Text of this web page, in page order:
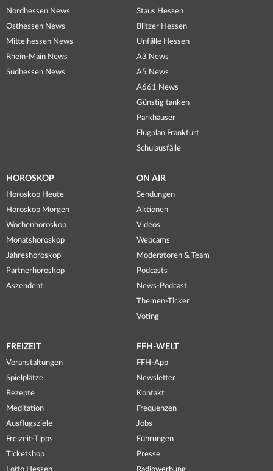
Nordhessen News
Osthessen News
Mittelhessen News
Rhein-Main News
Südhessen News
Staus Hessen
Blitzer Hessen
Unfälle Hessen
A3 News
A5 News
A661 News
Günstig tanken
Parkhäuser
Flugplan Frankfurt
Schulausfälle
HOROSKOP
Horoskop Heute
Horoskop Morgen
Wochenhoroskop
Monatshoroskop
Jahreshoroskop
Partnerhoroskop
Aszendent
ON AIR
Sendungen
Aktionen
Videos
Webcams
Moderatoren & Team
Podcasts
News-Podcast
Themen-Ticker
Voting
FREIZEIT
Veranstaltungen
Spielplätze
Rezepte
Meditation
Ausflugsziele
Freizeit-Tipps
Ticketshop
Lotto Hessen
FFH-WELT
FFH-App
Newsletter
Kontakt
Frequenzen
Jobs
Führungen
Presse
Radiowerbung